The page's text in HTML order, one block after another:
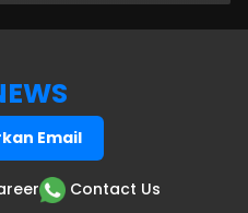
Email
Contact Us